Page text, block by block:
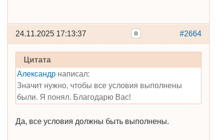
#2664
24.11.2025 17:13:37
Цитата
Александрнаписал:
Значит нужно, чтобы все условия выполнены
были. Я понял. Благодарю Вас!
Да, все условия должны быть выполнены.